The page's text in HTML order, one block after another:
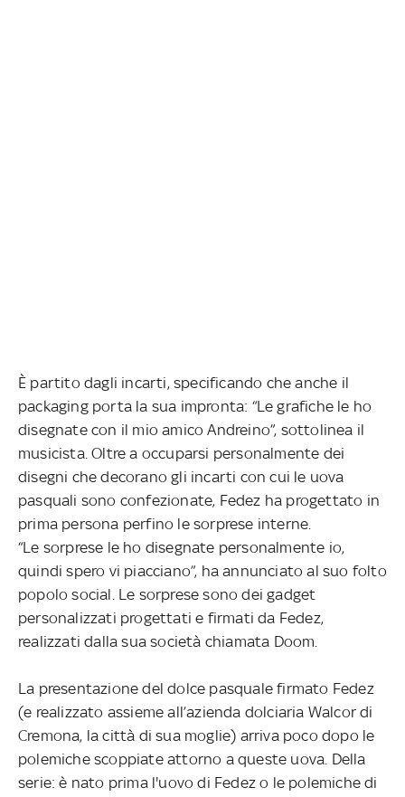
È partito dagli incarti, specificando che anche il
packaging porta la sua impronta: “Le grafiche le ho
disegnate con il mio amico Andreino”, sottolinea il
musicista. Oltre a occuparsi personalmente dei
disegni che decorano gli incarti con cui le uova
pasquali sono confezionate, Fedez ha progettato in
prima persona perfino le sorprese interne.
“Le sorprese le ho disegnate personalmente io,
quindi spero vi piacciano”, ha annunciato al suo folto
popolo social. Le sorprese sono dei gadget
personalizzati progettati e firmati da Fedez,
realizzati dalla sua società chiamata Doom.
La presentazione del dolce pasquale firmato Fedez
(e realizzato assieme all’azienda dolciaria Walcor di
Cremona, la città di sua moglie) arriva poco dopo le
polemiche scoppiate attorno a queste uova. Della
serie: è nato prima l'uovo di Fedez o le polemiche di